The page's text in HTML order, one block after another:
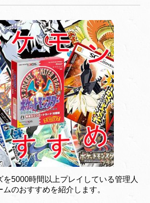
を5000時間以上プレイしている管理人
のおすすめを紹介します。